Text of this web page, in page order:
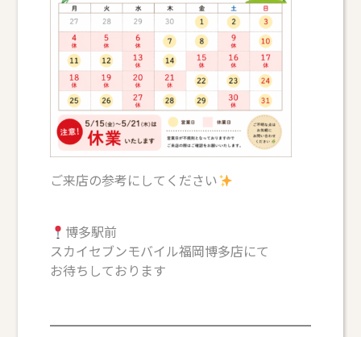
ご来店の参考にしてください
博多駅前
スカイセブンモバイル福岡博多店にて
お待ちしております